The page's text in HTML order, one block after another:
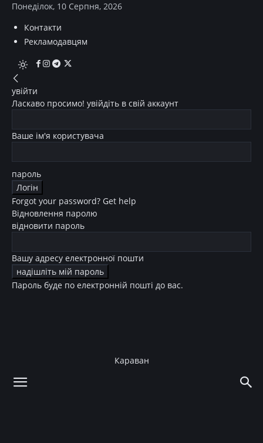
Понеділок, 10 Серпня, 2026
Контакти
Рекламодавцям
увійти
Ласкаво просимо! увійдіть в свій аккаунт
Ваше ім'я користувача
пароль
Forgot your password? Get help
Відновлення паролю
відновити пароль
Вашу адресу електронної пошти
Пароль буде по електронній пошті до вас.
Караван